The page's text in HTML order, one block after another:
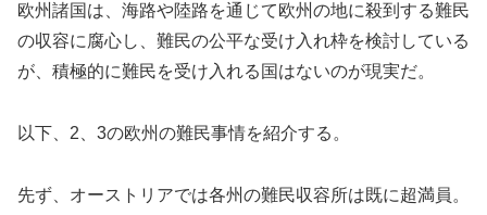
欧州諸国は、海路や陸路を通じて欧州の地に殺到する難民
の収容に腐心し、難民の公平な受け入れ枠を検討している
が、積極的に難民を受け入れる国はないのが現実だ。
以下、2、3の欧州の難民事情を紹介する。
先ず、オーストリアでは各州の難民収容所は既に超満員。